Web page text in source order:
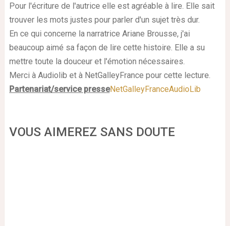
Pour l'écriture de l'autrice elle est agréable à lire. Elle sait
trouver les mots justes pour parler d'un sujet très dur.
En ce qui concerne la narratrice Ariane Brousse, j'ai
beaucoup aimé sa façon de lire cette histoire. Elle a su
mettre toute la douceur et l'émotion nécessaires.
Merci à Audiolib et à NetGalleyFrance pour cette lecture.
Partenariat/service presseNetGalleyFranceAudioLib
VOUS AIMEREZ SANS DOUTE